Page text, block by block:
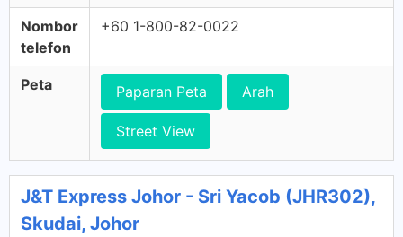
Nombor
telefon
+60 1-800-82-0022
Peta Paparan Peta Arah
Street View
J&T Express Johor - Sri Yacob (JHR302),
Skudai, Johor